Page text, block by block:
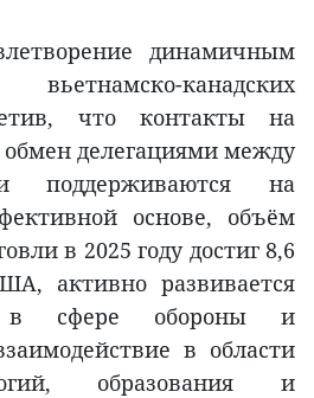
динамичным
канадских
что контакты на
делегациями между
поддерживаются на
основе, объём
в 2025 году достиг 8,6
активно развивается
в сфере обороны и
в области
образования и